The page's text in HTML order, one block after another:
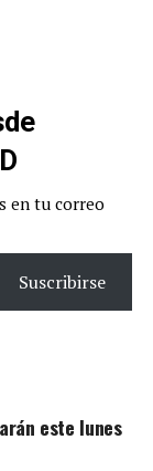
en tu correo
Suscribirse
este lunes